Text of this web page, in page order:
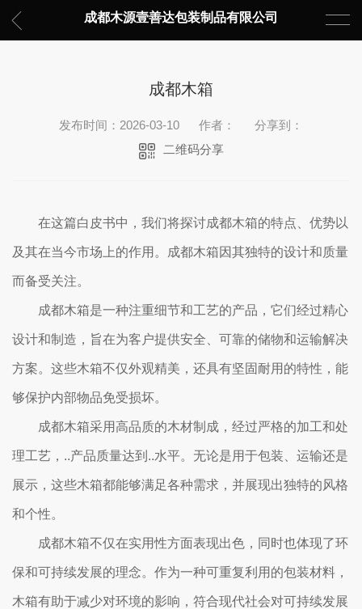
成都木源壹善达包装制品有限公司
成都木箱
发布时间：2026-03-10 作者：
分享到：
二维码分享
在这篇白皮书中，我们将探讨成都木箱的特点、优势以
及其在当今市场上的作用。成都木箱因其独特的设计和质量
而备受关注。
成都木箱是一种注重细节和工艺的产品，它们经过精心
设计和制造，旨在为客户提供安全、可靠的储物和运输解决
方案。这些木箱不仅外观精美，还具有坚固耐用的特性，能
够保护内部物品免受损坏。
成都木箱采用高品质的木材制成，经过严格的加工和处
理工艺，..产品质量达到..水平。无论是用于包装、运输还是
展示，这些木箱都能够满足各种需求，并展现出独特的风格
和个性。
成都木箱不仅在实用性方面表现出色，同时也体现了环
保和可持续发展的理念。作为一种可重复利用的包装材料，
木箱有助于减少对环境的影响，符合现代社会对可持续发展